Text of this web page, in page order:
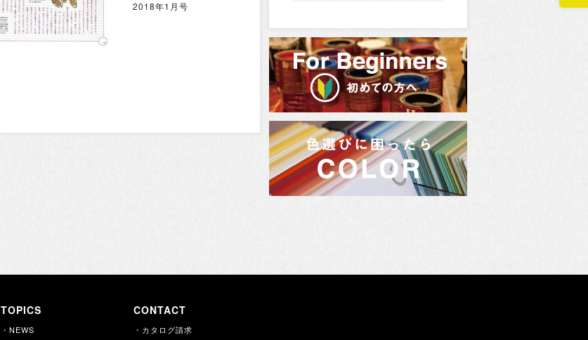
2018年1月号
TOPICS
・NEWS
CONTACT
・カタログ請求